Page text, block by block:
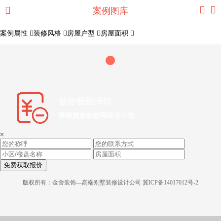
案例图库
案例属性 装修风格 房屋户型 房屋面积
×
免费获取报价
版权所有：金舍装饰—高端别墅装修设计公司 冀ICP备14017012号-2